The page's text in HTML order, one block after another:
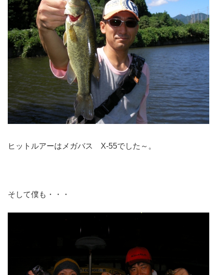
ヒットルアーはメガバス X-55でした～。
そして僕も・・・